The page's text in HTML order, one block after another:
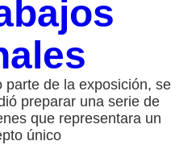
parte de la exposición, se
preparar una serie de
que representara un
único